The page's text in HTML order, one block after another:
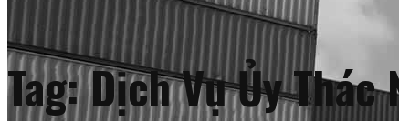
Tag:Dịch Vụ Ủy Thác